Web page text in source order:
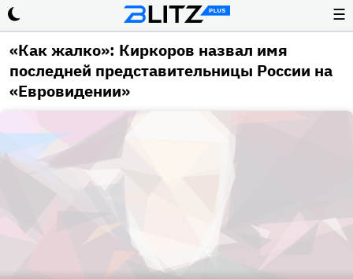
☰
«Как жалко»: Киркоров назвал имя
последней представительницы России на
«Евровидении»